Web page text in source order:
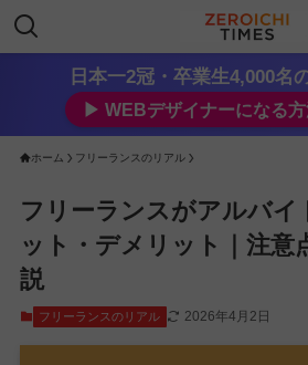
日本一2冠・卒業生4,000名
▶︎ WEBデザイナーになる
ホーム フリーランスのリアル
フリーランスがアルバイ
ット・デメリット｜注意
説
フリーランスのリアル 2026年4月2日